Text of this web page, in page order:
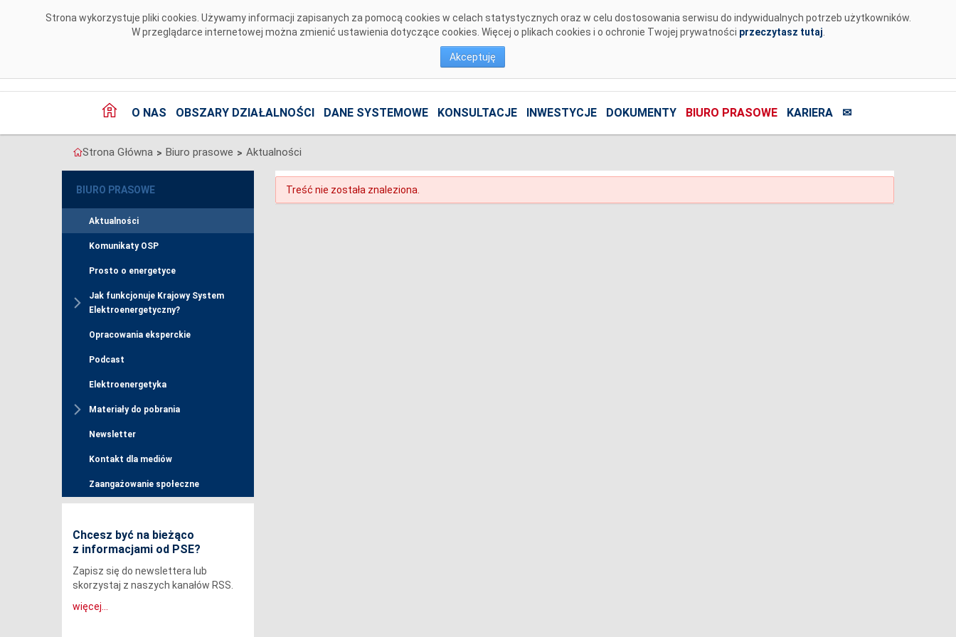
Strona wykorzystuje pliki cookies. Używamy informacji zapisanych za pomocą cookies w celach statystycznych oraz w celu dostosowania serwisu do indywidualnych potrzeb użytkowników.
W przeglądarce internetowej można zmienić ustawienia dotyczące cookies. Więcej o plikach cookies i o ochronie Twojej prywatności przeczytasz tutaj
Akceptuję
O NAS OBSZARY DZIAŁALNOŚCI DANE SYSTEMOWE KONSULTACJE INWESTYCJE DOKUMENTY BIURO PRASOWE KARIERA ✉
Strona Główna > Biuro prasowe > Aktualności
BIURO PRASOWE
Aktualności
Komunikaty OSP
Prosto o energetyce
Jak funkcjonuje Krajowy System
Elektroenergetyczny?
Opracowania eksperckie
Podcast
Elektroenergetyka
Materiały do pobrania
Newsletter
Kontakt dla mediów
Zaangażowanie społeczne
Chcesz być na bieżąco
z informacjami od PSE?
Zapisz się do newslettera lub
skorzystaj z naszych kanałów RSS.
więcej...
Treść nie została znaleziona.